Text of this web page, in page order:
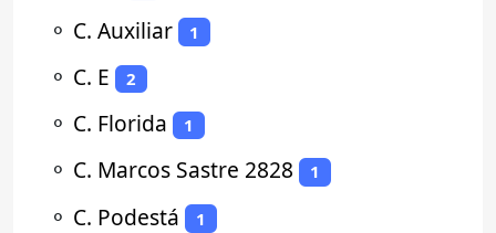
⚬ C. Auxiliar 1
⚬ C. E 2
⚬ C. Florida 1
⚬ C. Marcos Sastre 2828 1
⚬ C. Podestá 1